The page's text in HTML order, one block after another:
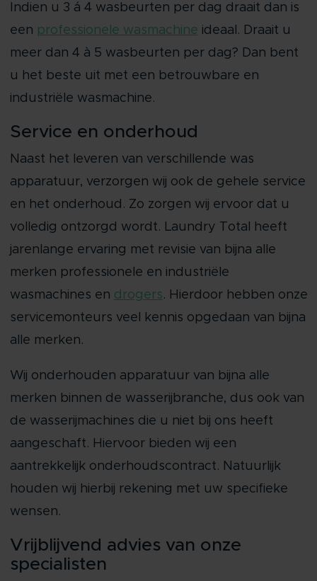
Indien u 3 á 4 wasbeurten per dag draait dan is
een professionele wasmachine ideaal. Draait u
meer dan 4 à 5 wasbeurten per dag? Dan bent
u het beste uit met een betrouwbare en
industriële wasmachine.
Service en onderhoud
Naast het leveren van verschillende was
apparatuur, verzorgen wij ook de gehele service
en het onderhoud. Zo zorgen wij ervoor dat u
volledig ontzorgd wordt. Laundry Total heeft
jarenlange ervaring met revisie van bijna alle
merken professionele en industriële
wasmachines en drogers. Hierdoor hebben onze
servicemonteurs veel kennis opgedaan van bijna
alle merken.
Wij onderhouden apparatuur van bijna alle
merken binnen de wasserijbranche, dus ook van
de wasserijmachines die u niet bij ons heeft
aangeschaft. Hiervoor bieden wij een
aantrekkelijk onderhoudscontract. Natuurlijk
houden wij hierbij rekening met uw specifieke
wensen.
Vrijblijvend advies van onze
specialisten